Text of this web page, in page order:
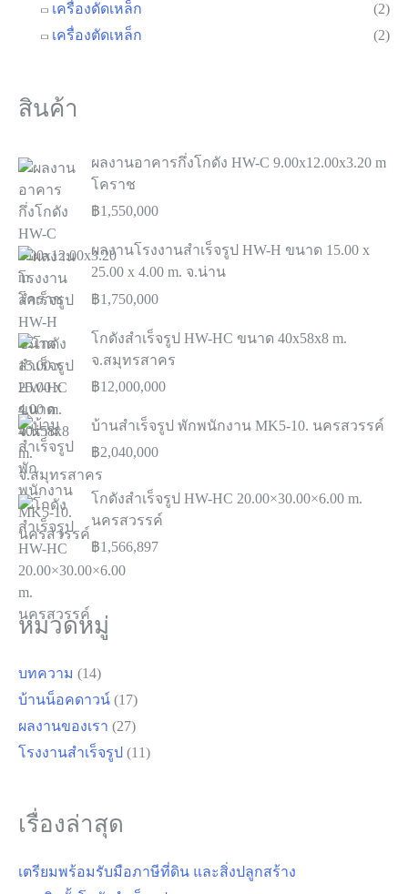
เครื่องดัดเหล็ก
(2)
เครื่องตัดเหล็ก
(2)
สินค้า
ผลงานอาคารกึ่งโกดัง HW-C 9.00x12.00x3.20 m
โคราช
฿1,550,000
ผลงานโรงงานสำเร็จรูป HW-H ขนาด 15.00 x
25.00 x 4.00 m. จ.น่าน
฿1,750,000
โกดังสำเร็จรูป HW-HC ขนาด 40x58x8 m.
จ.สมุทรสาคร
฿12,000,000
บ้านสำเร็จรูป พักพนักงาน MK5-10. นครสวรรค์
฿2,040,000
โกดังสำเร็จรูป HW-HC 20.00×30.00×6.00 m.
นครสวรรค์
฿1,566,897
หมวดหมู่
บทความ (14)
บ้านน็อคดาวน์ (17)
ผลงานของเรา (27)
โรงงานสำเร็จรูป (11)
เรื่องล่าสุด
เตรียมพร้อมรับมือภาษีที่ดิน และสิ่งปลูกสร้าง